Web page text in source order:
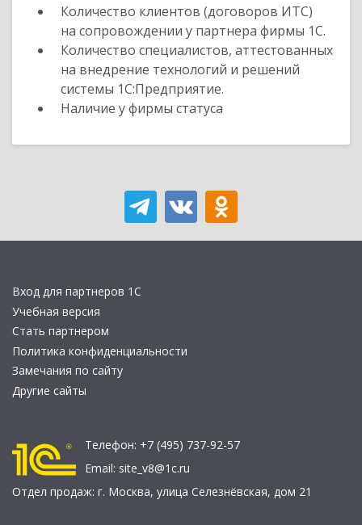
Количество клиентов (договоров ИТС)
на сопровождении у партнера фирмы 1С.
Количество специалистов, аттестованных
на внедрение технологий и решений
системы 1С:Предприятие.
Наличие у фирмы статуса
Вход для партнеров 1С
Учебная версия
Стать партнером
Политика конфиденциальности
Замечания по сайту
Другие сайты
Телефон: +7 (495) 737-92-57
Email: site_v8@1c.ru
Отдел продаж: г. Москва, улица Селезнёвская, дом 21